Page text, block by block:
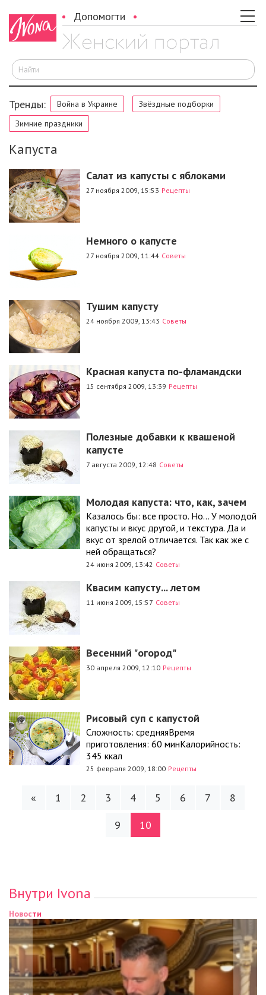
Допомогти
Тренды: Война в Украине
Звёздные подборки
Зимние праздники
Капуста
Салат из капусты с яблоками
27 ноября 2009, 15:53 Рецепты
Немного о капусте
27 ноября 2009, 11:44 Советы
Тушим капусту
24 ноября 2009, 13:43 Советы
Красная капуста по-фламандски
15 сентября 2009, 13:39 Рецепты
Полезные добавки к квашеной
капусте
7 августа 2009, 12:48 Советы
Молодая капуста: что, как, зачем
Казалось бы: все просто. Но... У молодой
капусты и вкус другой, и текстура. Да и
вкус от зрелой отличается. Так как же с
ней обращаться?
24 июня 2009, 13:42 Советы
Квасим капусту... летом
11 июня 2009, 15:57 Советы
Весенний "огород"
30 апреля 2009, 12:10 Рецепты
Рисовый суп с капустой
Сложность: средняяВремя
приготовления: 60 минКалорийность:
345 ккал
25 февраля 2009, 18:00 Рецепты
« 1 2 3 4 5 6 7
8
9
10
Внутри Ivona
Новости